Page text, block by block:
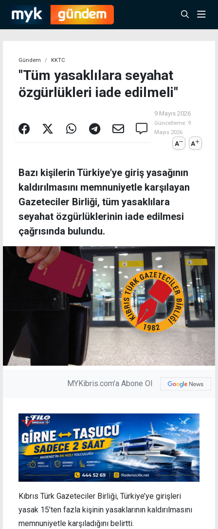
Gündem KKTC
"Tüm yasaklılara seyahat
özgürlükleri iade edilmeli"
9 Mayıs 2026
Güncelleme: 9
Mayıs 2026
A A
Bazı kişilerin Türkiye'ye giriş yasağının
kaldırılmasını memnuniyetle karşılayan
Gazeteciler Birliği, tüm yasaklılara
seyahat özgürlüklerinin iade edilmesi
çağrısında bulundu.
MYKibris.com'a Abone Ol
Kıbrıs Türk Gazeteciler Birliği, Türkiye’ye girişleri
yasak 15’ten fazla kişinin yasaklarının kaldırılmasını
memnuniyetle karşıladığını belirtti.